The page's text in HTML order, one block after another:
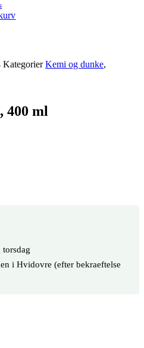
Kategorier Kemi og dunke,
400 ml
i Hvidovre (efter bekraeftelse